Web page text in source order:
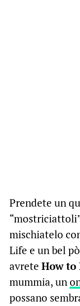
Prendete un
mischiatelo
Life e un bel
avrete How to
mummia, un
possano